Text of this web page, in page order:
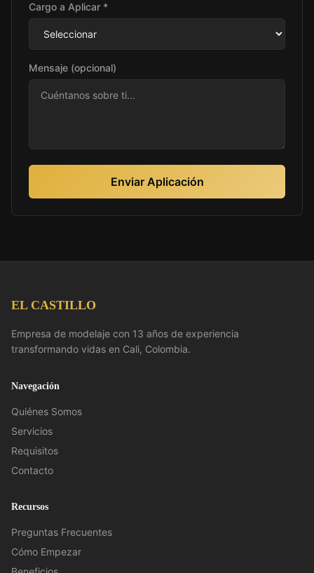
Cargo a Aplicar *
Mensaje (opcional)
Enviar Aplicación
EL CASTILLO
Empresa de modelaje con 13 años de experiencia
transformando vidas en Cali, Colombia.
Navegación
Quiénes Somos
Servicios
Requisitos
Contacto
Recursos
Preguntas Frecuentes
Cómo Empezar